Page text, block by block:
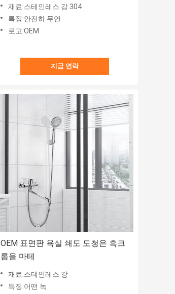
재료:스테인레스 강 304
특징:안전하 무연
로고:OEM
지금 연락
OEM 표면판 욕실 쇄도 도청은 흑크
롬을 마테
재료:스테인레스 강
특징:어떤 녹